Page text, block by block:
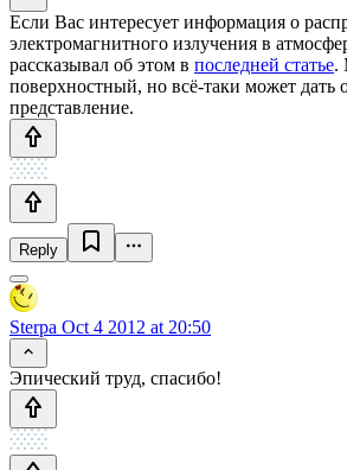
​Если Вас интересует информация о
электромагнитного излучения в
рассказывал об этом в последней статье.
поверхностный, но всё-таки может дать
представление.
Reply
Sterpa Oct 4 2012 at 20:50
Эпический труд, спасибо!